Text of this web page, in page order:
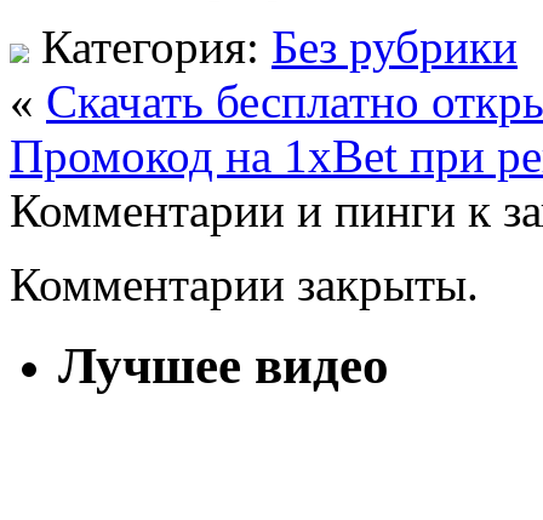
Категория: Без рубрики
« Cкачать бесплатно
Промокод на 1xBet при
Комментарии и пинги к
Комментарии закрыты.
Лучшее видео